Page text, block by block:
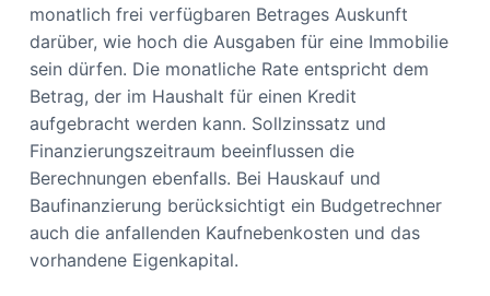
monatlich frei verfügbaren Betrages Auskunft
darüber, wie hoch die Ausgaben für eine Immobilie
sein dürfen. Die monatliche Rate entspricht dem
Betrag, der im Haushalt für einen Kredit
aufgebracht werden kann. Sollzinssatz und
Finanzierungszeitraum beeinflussen die
Berechnungen ebenfalls. Bei Hauskauf und
Baufinanzierung berücksichtigt ein Budgetrechner
auch die anfallenden Kaufnebenkosten und das
vorhandene Eigenkapital.